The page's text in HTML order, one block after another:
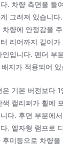
. 차량 측면을 들
그려져 있습니
량에 안정감을
리어까지 길이
입니다. 펜더 부
지가 적용되어 있
기본 버전보다
캘리퍼가 휠에
다. 후면 부분에
. 엘자형 램프로
후미등으로 차량